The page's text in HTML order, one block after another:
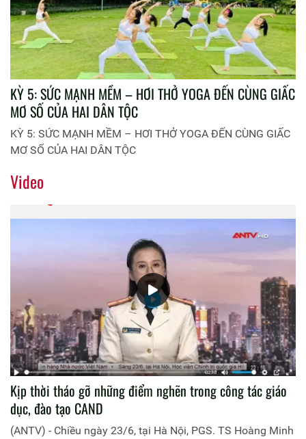
KỲ 5: SỨC MẠNH MỀM – HƠI THỞ YOGA ĐẾN CÙNG GIẤC
MƠ SỐ CỦA HAI DÂN TỘC
KỲ 5: SỨC MẠNH MỀM – HƠI THỞ YOGA ĐẾN CÙNG GIẤC
MƠ SỐ CỦA HAI DÂN TỘC
Video
Kịp thời tháo gỡ những điểm nghẽn trong công tác giáo
dục, đào tạo CAND
(ANTV) - Chiều ngày 23/6, tại Hà Nội, PGS. TS Hoàng Minh